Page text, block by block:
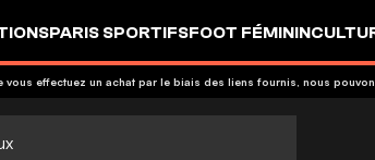
PARIS SPORTIFSFOOT FÉMININ
effectuez un achat par le biais des liens fournis, nous